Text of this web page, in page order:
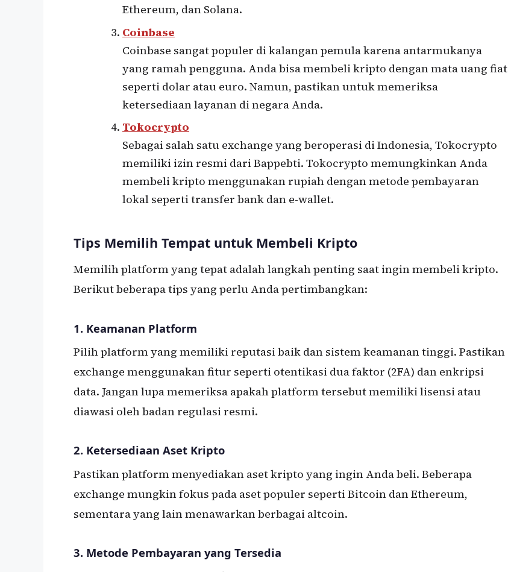
Ethereum, dan Solana.
Coinbase
Coinbase sangat populer di kalangan pemula karena antarmukanya
yang ramah pengguna. Anda bisa membeli kripto dengan mata uang fiat
seperti dolar atau euro. Namun, pastikan untuk memeriksa
ketersediaan layanan di negara Anda.
Tokocrypto
Sebagai salah satu exchange yang beroperasi di Indonesia, Tokocrypto
memiliki izin resmi dari Bappebti. Tokocrypto memungkinkan Anda
membeli kripto menggunakan rupiah dengan metode pembayaran
lokal seperti transfer bank dan e-wallet.
Tips Memilih Tempat untuk Membeli Kripto
Memilih platform yang tepat adalah langkah penting saat ingin membeli kripto.
Berikut beberapa tips yang perlu Anda pertimbangkan:
1. Keamanan Platform
Pilih platform yang memiliki reputasi baik dan sistem keamanan tinggi. Pastikan
exchange menggunakan fitur seperti otentikasi dua faktor (2FA) dan enkripsi
data. Jangan lupa memeriksa apakah platform tersebut memiliki lisensi atau
diawasi oleh badan regulasi resmi.
2. Ketersediaan Aset Kripto
Pastikan platform menyediakan aset kripto yang ingin Anda beli. Beberapa
exchange mungkin fokus pada aset populer seperti Bitcoin dan Ethereum,
sementara yang lain menawarkan berbagai altcoin.
3. Metode Pembayaran yang Tersedia